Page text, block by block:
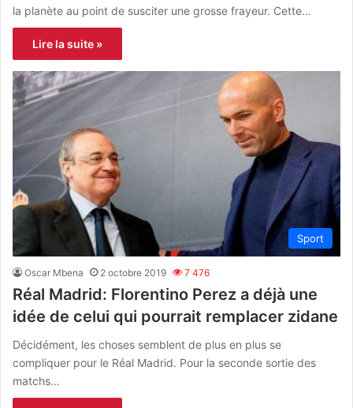
la planète au point de susciter une grosse frayeur. Cette…
Lire la suite »
Sport
Oscar Mbena 2 octobre 2019 7 476
Réal Madrid: Florentino Perez a déjà une
idée de celui qui pourrait remplacer zidane
Décidément, les choses semblent de plus en plus se
compliquer pour le Réal Madrid. Pour la seconde sortie des
matchs…